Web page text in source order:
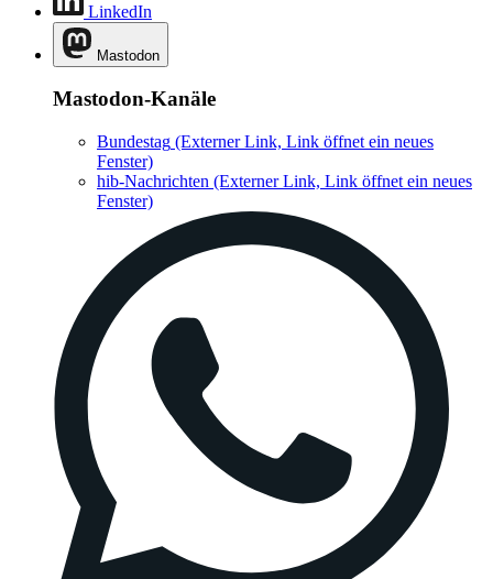
LinkedIn
Mastodon
Mastodon-Kanäle
Bundestag (Externer Link, Link öffnet ein neues
Fenster)
hib-Nachrichten (Externer Link, Link öffnet ein neues
Fenster)